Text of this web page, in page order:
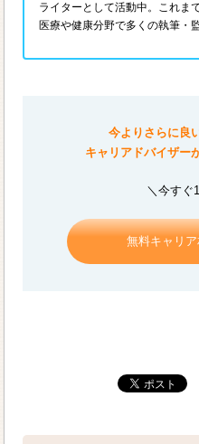
ライターとして活動中。これま
医療や健康分野で多くの執筆・
今よりさらに良
キャリアドバイザー
＼今すぐ
無料キャリ